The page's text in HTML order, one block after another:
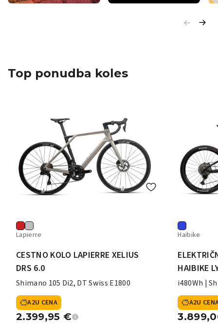
Top ponudba koles
Lapierre
CESTNO KOLO LAPIERRE XELIUS
DRS 6.0
Shimano 105 Di2, DT Swiss E1800
A2U CENA
2.399,95 €
Haibike
HAIBIKE
i480Wh |
FLOAT
A2U